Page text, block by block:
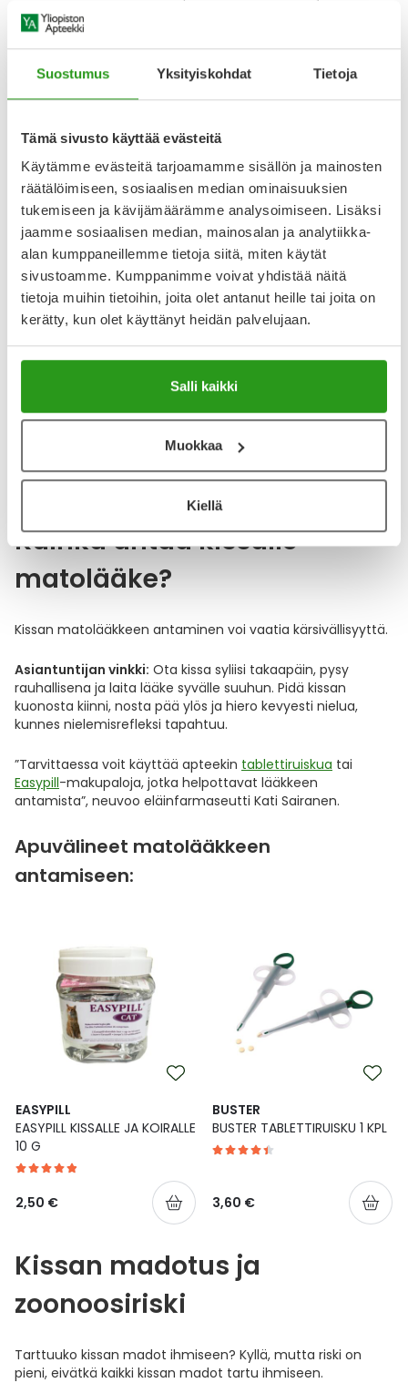
Suostumus Yksityiskohdat Tietoja
Tämä sivusto käyttää evästeitä
Käytämme evästeitä tarjoamamme sisällön ja mainosten
räätälöimiseen, sosiaalisen median ominaisuuksien
tukemiseen ja kävijämäärämme analysoimiseen. Lisäksi
jaamme sosiaalisen median, mainosalan ja analytiikka-
alan kumppaneillemme tietoja siitä, miten käytät
sivustoamme. Kumppanimme voivat yhdistää näitä
tietoja muihin tietoihin, joita olet antanut heille tai joita on
kerätty, kun olet käyttänyt heidän palvelujaan.
Salli kaikki
Muokkaa
Kiellä
tarkasti”, ohjeistaa
Matolääke kissalle
paikallisvaleluliuoksena:
Eläinlääke
DRONSPOT VET
PAIKALLISVALELULIUOS
Eläinlääke
DRONSPOT VET
PAIKALLISVALELULIUOS
2X0,7 ML
Kuinka antaa kissalle
matolääke?
Kissan matolääkkeen antaminen voi vaatia kärsivällisyyttä.
Asiantuntijan vinkki: Ota kissa syliisi takaapäin, pysy
rauhallisena ja laita lääke syvälle suuhun. Pidä kissan
kuonosta kiinni, nosta pää ylös ja hiero kevyesti nielua,
kunnes nielemisrefleksi tapahtuu.
”Tarvittaessa voit käyttää apteekin tablettiruiskua tai
Easypill-makupaloja, jotka helpottavat lääkkeen
antamista”, neuvoo eläinfarmaseutti Kati Sairanen.
Apuvälineet matolääkkeen
antamiseen:
EASYPILL
EASYPILL KISSALLE JA KOIRALLE
10 G
2,50 €
BUSTER
BUSTER TABLETTIRUISKU 1 KPL
3,60 €
Kissan madotus ja
zoonoosiriski
Tarttuuko kissan madot ihmiseen? Kyllä, mutta riski on
pieni, eivätkä kaikki kissan madot tartu ihmiseen.